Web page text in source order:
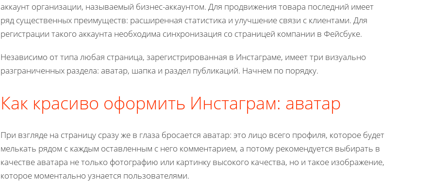
аккаунт организации, называемый бизнес-аккаунтом. Для продвижения товара последний имеет
ряд существенных преимуществ: расширенная статистика и улучшение связи с клиентами. Для
регистрации такого аккаунта необходима синхронизация со страницей компании в Фейсбуке.
Независимо от типа любая страница, зарегистрированная в Инстаграме, имеет три визуально
разграниченных раздела: аватар, шапка и раздел публикаций. Начнем по порядку.
Как красиво оформить Инстаграм: аватар
При взгляде на страницу сразу же в глаза бросается аватар: это лицо всего профиля, которое будет
мелькать рядом с каждым оставленным с него комментарием, а потому рекомендуется выбирать в
качестве аватара не только фотографию или картинку высокого качества, но и такое изображение,
которое моментально узнается пользователями.